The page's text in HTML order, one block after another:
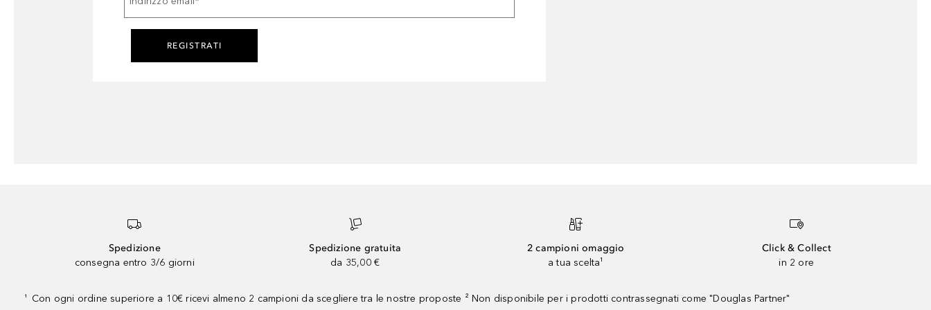
REGISTRATI
Spedizione
consegna entro 3/6 giorni
Spedizione gratuita
da 35,00 €
2 campioni omaggio
a tua scelta¹
Click & Collect
in 2 ore
¹ Con ogni ordine superiore a 10€ ricevi almeno 2 campioni da scegliere tra le nostre proposte ² Non disponibile per i prodotti contrassegnati come "Douglas Partner"